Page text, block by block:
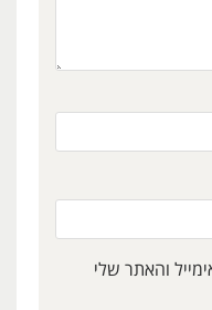
והאתר שלי